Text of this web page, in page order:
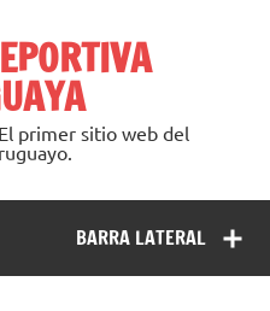
primer sitio web del
BARRA LATERAL